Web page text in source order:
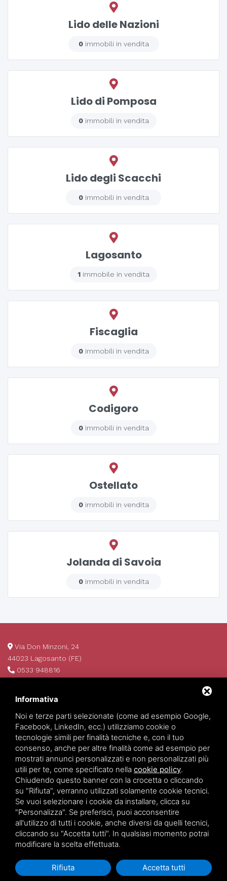
Lido delle Nazioni
0immobili in vendita
Lido di Pomposa
0immobili in vendita
Lido degli Scacchi
0immobili in vendita
Lagosanto
1 immobile in vendita
Fiscaglia
0immobili in vendita
Codigoro
0immobili in vendita
Ostellato
0immobili in vendita
Jolanda di Savoia
0immobili in vendita
Via Don Minzoni, 24
44023 Lagosanto (FE)
0533 948816
REA 174484
Invim Investimenti Immobiliari© 2026 All Rights Reserved.
Privacy policy - Sitemap
Informativa
Noi e terze parti selezionate (come ad esempio Google,
Facebook, LinkedIn, ecc.) utilizziamo cookie o
tecnologie simili per finalità tecniche e, con il tuo
consenso, anche per altre finalità come ad esempio per
mostrati annunci personalizzati e non personalizzati più
utili per te, come specificato nella cookie policy.
Chiudendo questo banner con la crocetta o cliccando
su "Rifiuta", verranno utilizzati solamente cookie tecnici.
Se vuoi selezionare i cookie da installare, clicca su
"Personalizza". Se preferisci, puoi acconsentire
all'utilizzo di tutti i cookie, anche diversi da quelli tecnici,
cliccando su "Accetta tutti". In qualsiasi momento potrai
modificare la scelta effettuata.
Rifiuta Accetta tutti